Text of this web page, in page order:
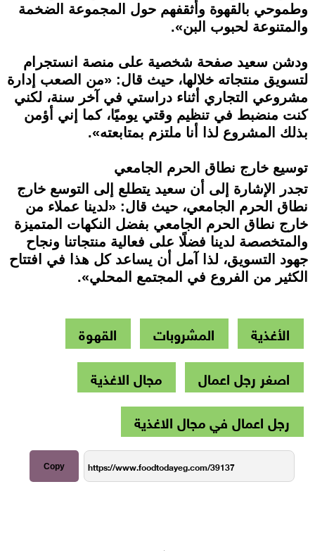
وطموحي بالقهوة وأثقفهم حول المجموعة الضخمة
والمتنوعة لحبوب البن».
ودشن سعيد صفحة شخصية على منصة انستجرام
لتسويق منتجاته خلالها، حيث قال: «من الصعب إدارة
مشروعي التجاري أثناء دراستي في آخر سنة، لكني
كنت منضبط في تنظيم وقتي يوميًا، كما إني أؤمن
بذلك المشروع لذا أنا ملتزم بمتابعته».
توسيع خارج نطاق الحرم الجامعي
تجدر الإشارة إلى أن سعيد يتطلع إلى التوسع خارج
نطاق الحرم الجامعي، حيث قال: «لدينا عملاء من
خارج نطاق الحرم الجامعي بفضل النكهات المتميزة
والمتخصصة لدينا فضلًا على فعالية منتجاتنا ونجاح
جهود التسويق، لذا آمل أن يساعد كل هذا في افتتاح
الكثير من الفروع في المجتمع المحلي».
الأغذية المشروبات
القهوة
اصغر رجل اعمال
مجال الاغذية
رجل اعمال في مجال الاغذية
Copy